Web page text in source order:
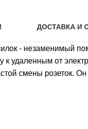
ДОСТАВКА И
- незаменимый
удаленным от
смены розеток.